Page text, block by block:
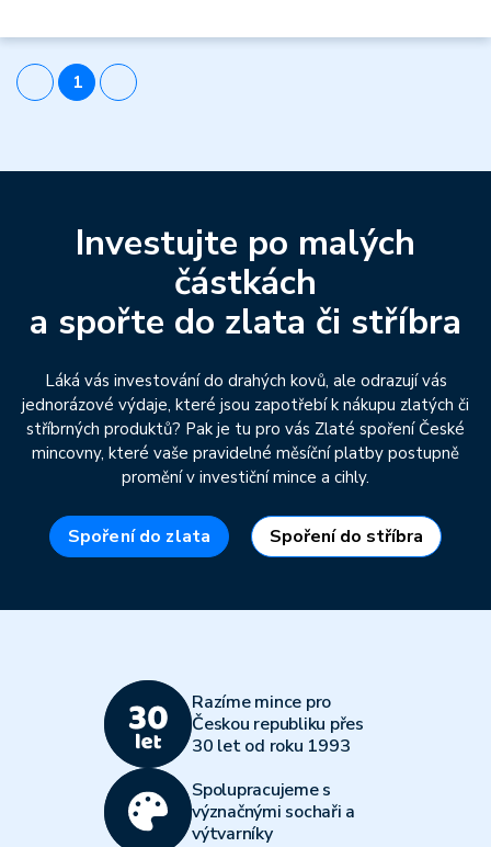
1
Investujte po malých
částkách
a spořte do zlata či stříbra
Láká vás investování do drahých kovů, ale odrazují vás
jednorázové výdaje, které jsou zapotřebí k nákupu zlatých či
stříbrných produktů? Pak je tu pro vás Zlaté spoření České
mincovny, které vaše pravidelné měsíční platby postupně
promění v investiční mince a cihly.
Spoření do zlata Spoření do stříbra
Razíme mince pro
Českou republiku přes
30 let od roku 1993
Spolupracujeme s
význačnými sochaři a
výtvarníky